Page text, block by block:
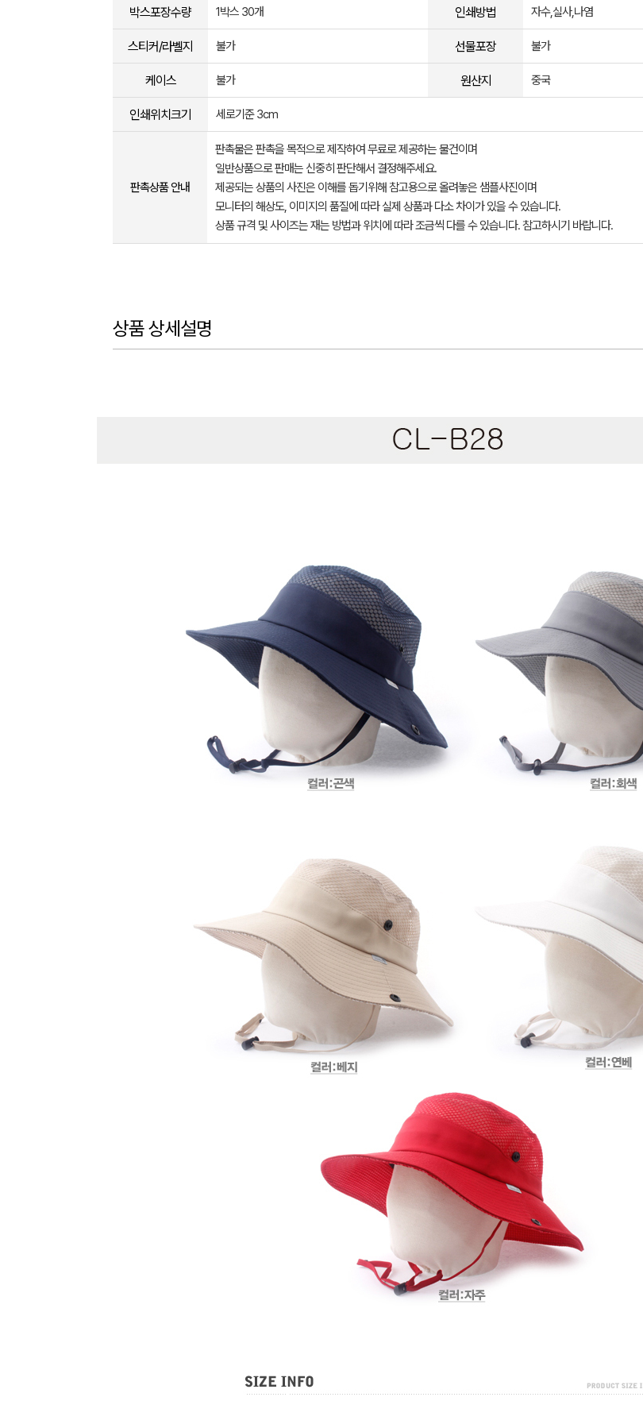
박스포장수량 1박스 30개 인쇄방법 자수,실사,나염
스티커/라벨지 불가 선물포장 불가
케이스 불가 원산지 중국
인쇄위치크기 세로기준 3cm
판촉상품 안내
판촉물은 판촉을 목적으로 제작하여 무료로 제공하는 물건이며
일반상품으로 판매는 신중히 판단해서 결정해주세요.
제공되는 상품의 사진은 이해를 돕기위해 참고용으로 올려놓은 샘플사진이며
모니터의 해상도, 이미지의 품질에 따라 실제 상품과 다소 차이가 있을 수 있습니다.
상품 규격 및 사이즈는 재는 방법과 위치에 따라 조금씩 다를 수 있습니다. 참고하시기 바랍니다.
상품 상세설명